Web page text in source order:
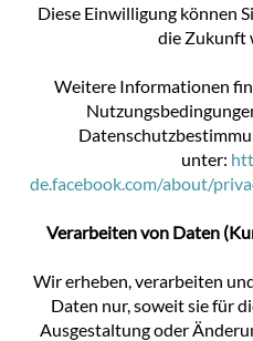
Diese Einwilligung können
die Zukunft
Weitere Informationen
unter:
de.facebook.com/about/
Verarbeiten von Daten
Wir erheben, verarbeiten
Daten nur, soweit sie für
Ausgestaltung oder